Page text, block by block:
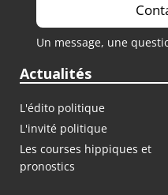
Un message, une
Actualités
L'édito politique
L'invité politique
Les courses hippiques et
pronostics